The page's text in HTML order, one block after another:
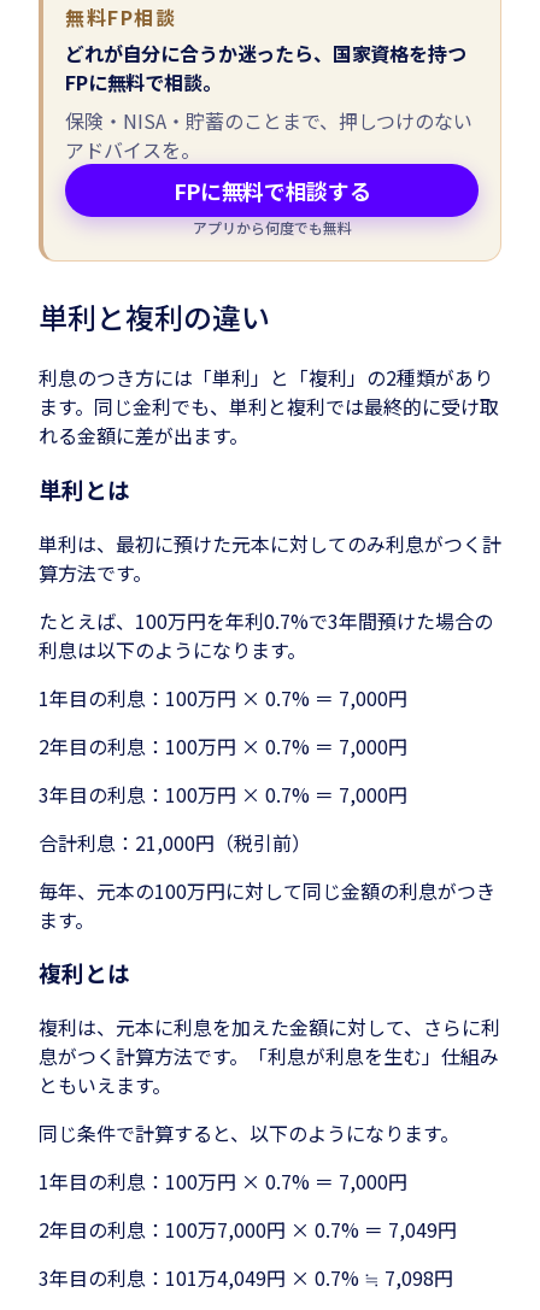
無料FP相談
どれが自分に合うか迷ったら、国家資格を持つ
FPに無料で相談。
保険・NISA・貯蓄のことまで、押しつけのない
アドバイスを。
FPに無料で相談する
アプリから何度でも無料
単利と複利の違い
利息のつき方には「単利」と「複利」の2種類があり
ます。同じ金利でも、単利と複利では最終的に受け取
れる金額に差が出ます。
単利とは
単利は、最初に預けた元本に対してのみ利息がつく計
算方法です。
たとえば、100万円を年利0.7%で3年間預けた場合の
利息は以下のようになります。
1年目の利息：100万円 × 0.7% ＝ 7,000円
2年目の利息：100万円 × 0.7% ＝ 7,000円
3年目の利息：100万円 × 0.7% ＝ 7,000円
合計利息：21,000円（税引前）
毎年、元本の100万円に対して同じ金額の利息がつき
ます。
複利とは
複利は、元本に利息を加えた金額に対して、さらに利
息がつく計算方法です。「利息が利息を生む」仕組み
ともいえます。
同じ条件で計算すると、以下のようになります。
1年目の利息：100万円 × 0.7% ＝ 7,000円
2年目の利息：100万7,000円 × 0.7% ＝ 7,049円
3年目の利息：101万4,049円 × 0.7% ≒ 7,098円